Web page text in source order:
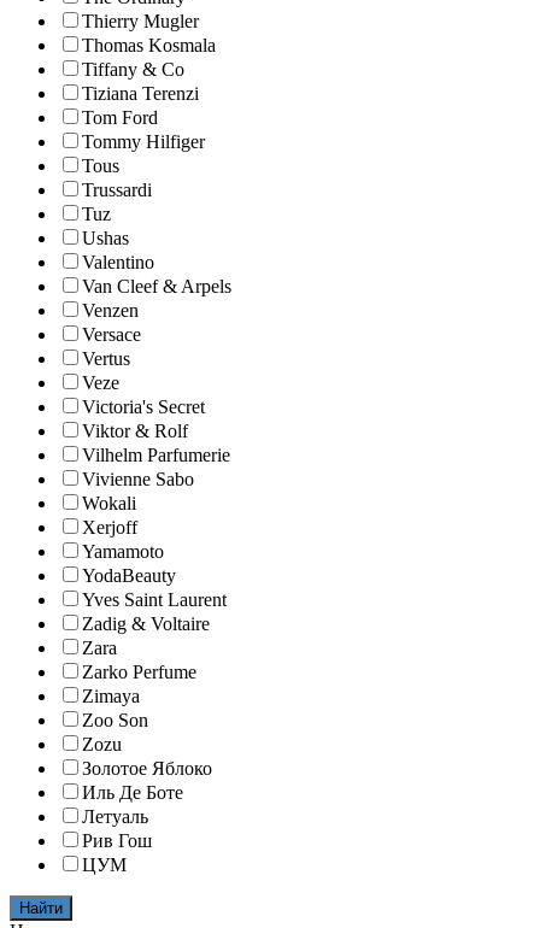
Thierry Mugler
Thomas Kosmala
Tiffany & Co
Tiziana Terenzi
Tom Ford
Tommy Hilfiger
Tous
Trussardi
Tuz
Ushas
Valentino
Van Cleef & Arpels
Venzen
Versace
Vertus
Veze
Victoria's Secret
Viktor & Rolf
Vilhelm Parfumerie
Vivienne Sabo
Wokali
Xerjoff
Yamamoto
YodaBeauty
Yves Saint Laurent
Zadig & Voltaire
Zara
Zarko Perfume
Zimaya
Zoo Son
Zozu
Золотое Яблоко
Иль Де Боте
Летуаль
Рив Гош
ЦУМ
Найти